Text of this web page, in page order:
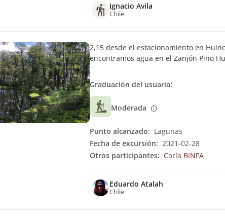
Ignacio Avila
Chile
2,15 desde el estacionamiento en
encontramos agua en el Zanjón Pino
Graduación del usuario:
Moderada
Punto alcanzado: Lagunas
Fecha de excursión: 2021-02-28
Otros participantes: Carla BINFA
Eduardo Atalah
Chile